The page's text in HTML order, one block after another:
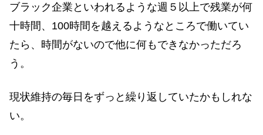
ブラック企業といわれるような週５以上で残業が何
十時間、100時間を越えるようなところで働いてい
たら、時間がないので他に何もできなかっただろ
う。
現状維持の毎日をずっと繰り返していたかもしれな
い。